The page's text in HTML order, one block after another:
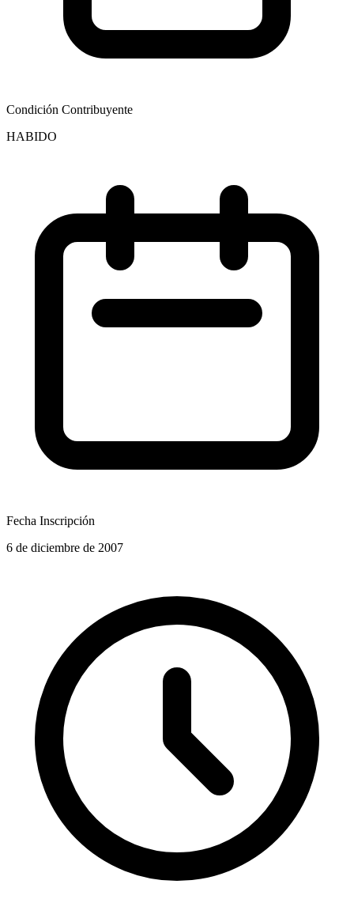
Condición Contribuyente
HABIDO
Fecha Inscripción
6 de diciembre de 2007